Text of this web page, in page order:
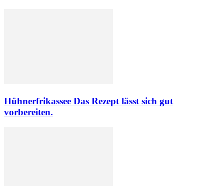
Hühnerfrikassee Das Rezept lässt sich gut
vorbereiten.